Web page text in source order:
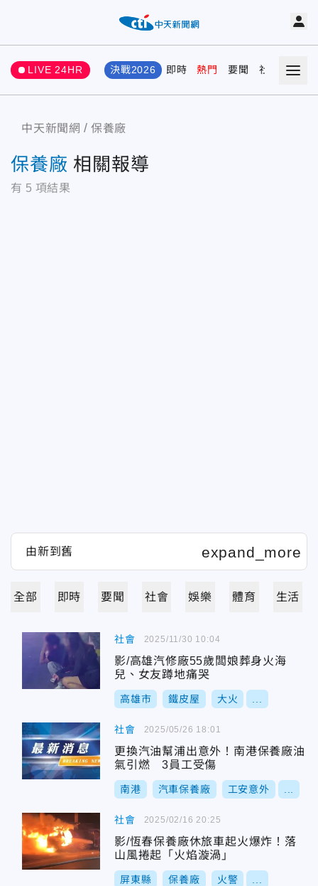
LIVE 24HR 決戰2026 即時 熱門 要聞 社會 娛樂
中天新聞網 保養廠
保養廠 相關報導
有 5 項結果
全部 即時 要聞 社會 娛樂 體育 生活
社會
影/高雄汽修廠55歲闆娘葬身火海
兒、女友蹲地痛哭
高雄市 鐵皮屋 大火
2025/11/30 10:04
社會
更換汽油幫浦出意外！南港保養廠油
氣引燃 3員工受傷
南港 汽車保養廠 工安意外
2025/05/26 18:01
社會
影/恆春保養廠休旅車起火爆炸！落
山風捲起「火焰漩渦」
屏東縣 保養廠 火警
2025/02/16 20:25